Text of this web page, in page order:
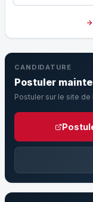
CANDIDATURE
Postuler
Postuler sur le site